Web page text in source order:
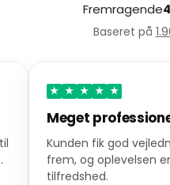
Fremragende
Baseret på
★ ★ ★ ★ ★
Meget
Kunden fik god
frem, og oplevelsen
tilfredshed.